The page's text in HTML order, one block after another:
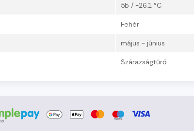
5b / -26.1 °C
Fehér
május - június
Szárazságtűrő